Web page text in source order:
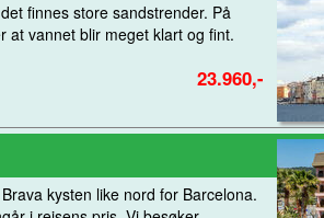
finnes store sandstrender. På
at vannet blir meget klart og fint.
23.960,-
kysten like nord for Barcelona.